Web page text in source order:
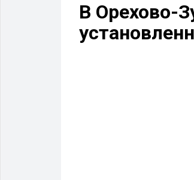
В Орехово-